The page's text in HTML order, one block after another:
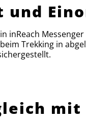
und
inReach
Trekking in
mit